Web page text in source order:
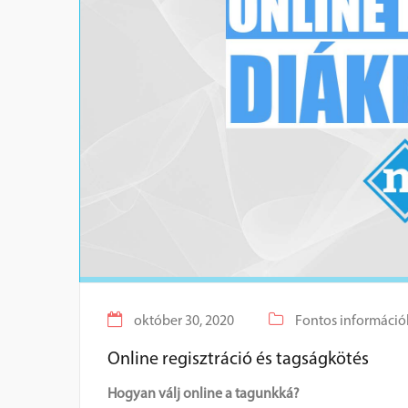
október 30, 2020 Fontos
Online regisztráció és tagságkötés
Hogyan válj online a tagunkká?